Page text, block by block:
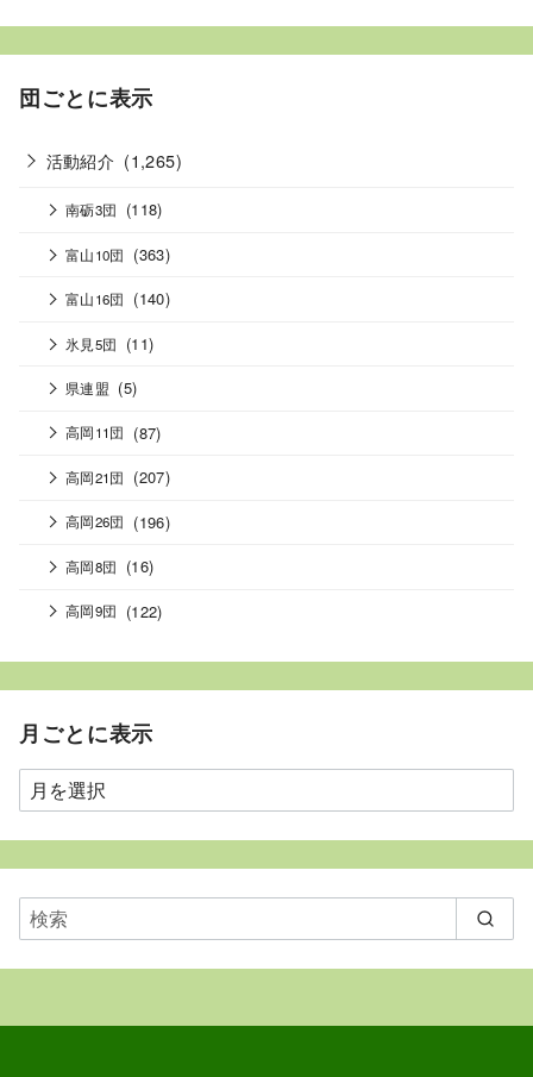
団ごとに表示
活動紹介 (1,265)
南砺3団 (118)
富山10団 (363)
富山16団 (140)
氷見5団 (11)
県連盟 (5)
高岡11団 (87)
高岡21団 (207)
高岡26団 (196)
高岡8団 (16)
高岡9団 (122)
月ごとに表示
月
ご
と
表
示